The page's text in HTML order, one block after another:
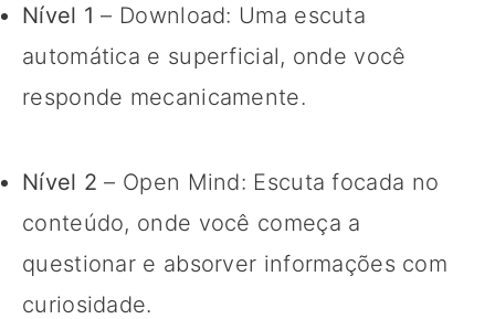
Nível 1 – Download: Uma escuta
automática e superficial, onde você
responde mecanicamente.
Nível 2 – Open Mind: Escuta focada no
conteúdo, onde você começa a
questionar e absorver informações com
curiosidade.